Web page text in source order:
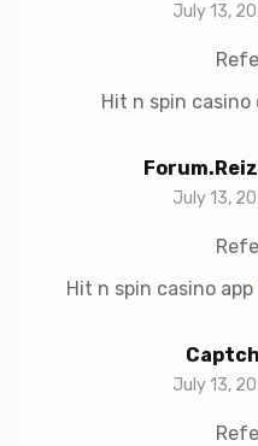
July 13,
Hit n spin
July 13,
Hit n spin casino app
July 13,